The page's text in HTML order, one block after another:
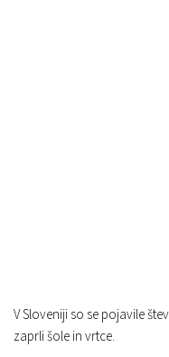
V Sloveniji so se pojavile
zaprli šole in vrtce.